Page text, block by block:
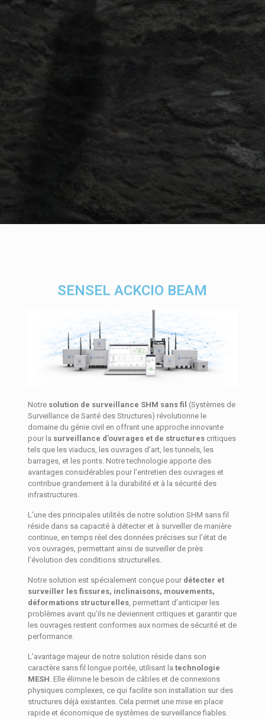
SENSEL ACKCIO BEAM
Notre solution de surveillance SHM sans fil (Systèmes de
Surveillance de Santé des Structures) révolutionne le
domaine du génie civil en offrant une approche innovante
pour la surveillance d’ouvrages et de structurescritiques
tels que les viaducs, les ouvrages d’art, les tunnels, les
barrages, et les ponts. Notre technologie apporte des
avantages considérables pour l’entretien des ouvrages et
contribue grandement à la durabilité et à la sécurité des
infrastructures.
L’une des principales utilités de notre solution SHM sans fil
réside dans sa capacité à détecter et à surveiller de manière
continue, en temps réel des données précises sur l’état de
vos ouvrages, permettant ainsi de surveiller de près
l’évolution des conditions structurelles.
Notre solution est spécialement conçue pour détecter et
surveiller les fissures, inclinaisons, mouvements,
déformations structurelles, permettant d’anticiper les
problèmes avant qu’ils ne deviennent critiques et garantir que
les ouvrages restent conformes aux normes de sécurité et de
performance.
L’avantage majeur de notre solution réside dans son
caractère sans fil longue portée, utilisant la technologie
MESH . Elle élimine le besoin de câbles et de connexions
physiques complexes, ce qui facilite son installation sur des
structures déjà existantes. Cela permet une mise en place
rapide et économique de systèmes de surveillance fiables.